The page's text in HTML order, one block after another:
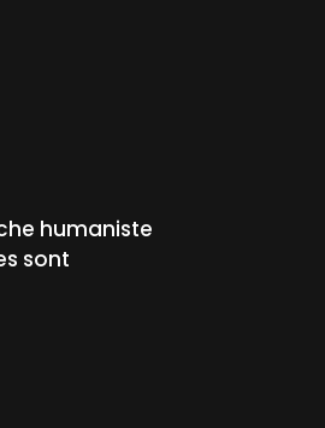
humaniste
sont